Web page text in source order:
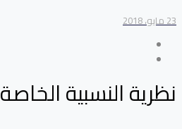
23 مايو، 2018
نظرية النسبية الخاصة 2